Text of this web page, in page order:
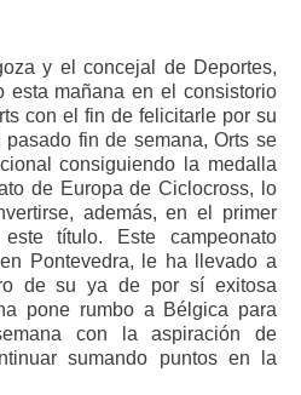
y el concejal de Deportes,
esta mañana en el consistorio
con el fin de felicitarle por su
fin de semana, Orts se
consiguiendo la medalla
de Europa de Ciclocross, lo
además, en el primer
título. Este campeonato
Pontevedra, le ha llevado a
de su ya de por sí exitosa
pone rumbo a Bélgica para
con la aspiración de
sumando puntos en la